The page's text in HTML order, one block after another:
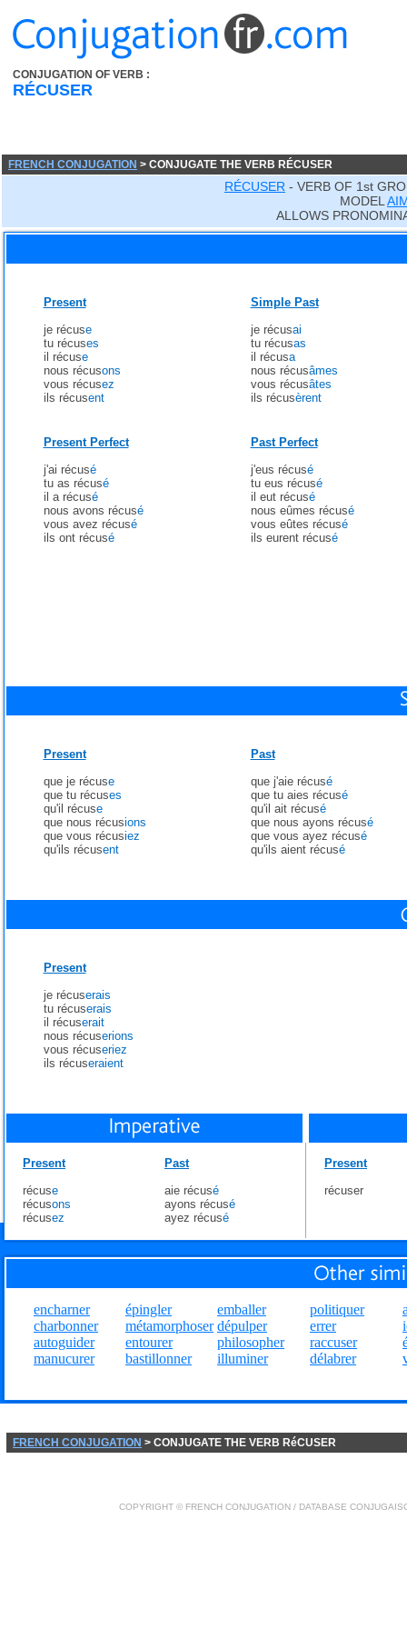
CONJUGATION OF VERB :
RÉCUSER
FRENCH CONJUGATION > CONJUGATE THE VERB RÉCUSER
RÉCUSER - VERB OF 1st
MODEL
ALLOWS
Present
je récuse
tu récuses
il récuse
nous récusons
vous récusez
ils récusent
Simple Past
je récusai
tu récusas
il récusa
nous récusâmes
vous récusâtes
ils récusèrent
Present Perfect
j'ai récusé
tu as récusé
il a récusé
nous avons récusé
vous avez récusé
ils ont récusé
Past Perfect
j'eus récusé
tu eus récusé
il eut récusé
nous eûmes récusé
vous eûtes récusé
ils eurent récusé
Present
que je récuse
que tu récuses
qu'il récuse
que nous récusions
que vous récusiez
qu'ils récusent
Past
que j'aie récusé
que tu aies récusé
qu'il ait récusé
que nous ayons récusé
que vous ayez récusé
qu'ils aient récusé
Present
je récuserais
tu récuserais
il récuserait
nous récuserions
vous récuseriez
ils récuseraient
Present
récuse
récusons
récusez
Past
aie récusé
ayons récusé
ayez récusé
Present
récuser
encharner
charbonner
autoguider
manucurer
épingler
métamorphoser
entourer
bastillonner
emballer
dépulper
philosopher
illuminer
politiquer
errer
raccuser
délabrer
FRENCH CONJUGATION > CONJUGATE THE VERB RéCUSER
COPYRIGHT © FRENCH CONJUGATION / DATABASE